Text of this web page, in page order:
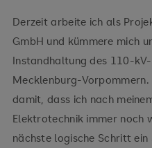
Derzeit arbeite ich als
GmbH und kümmere mich
Instandhaltung des 110-
Mecklenburg-
damit, dass ich nach
Elektrotechnik immer noch
nächste logische Schritt ein